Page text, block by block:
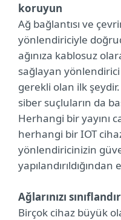
koruyun
Ağ bağlantısı ve
yönlendiriciyle
ağınıza kablosuz
sağlayan yönlendirici
gerekli olan ilk
siber suçluların da
Herhangi bir yayını
herhangi bir IOT
yönlendiricinizin
Ağlarınızı
Birçok cihaz büyük